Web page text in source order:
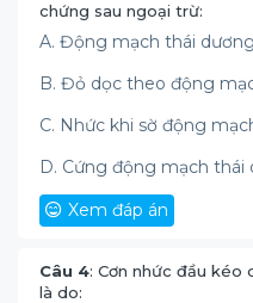
chứng sau ngoại trừ:
A. Động mạch thái
B. Đỏ dọc theo động
C. Nhức khi sờ động
D. Cứng động mạch thái
Xem đáp án
Câu 4: Cơn nhức đầu kéo
là do: